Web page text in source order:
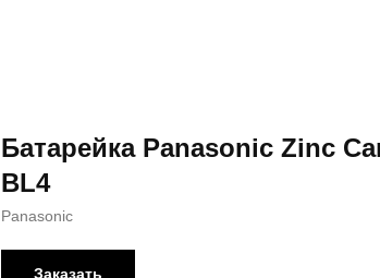
Батарейка Panasonic Zinc
BL4
Panasonic
Заказать